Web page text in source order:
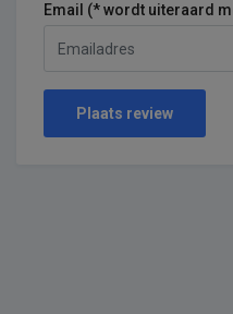
Email (* wordt uiteraard
Plaats review